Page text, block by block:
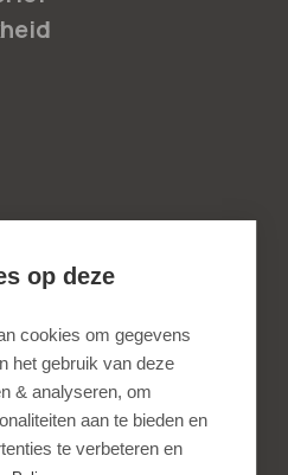
uur
op deze
cookies om gegevens
het gebruik van deze
& analyseren, om
aan te bieden en
te verbeteren en